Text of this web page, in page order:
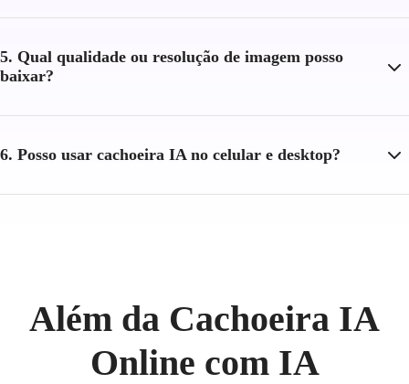
5. Qual qualidade ou resolução de imagem posso
baixar?
6. Posso usar cachoeira IA no celular e desktop?
Além da Cachoeira IA
Online com IA